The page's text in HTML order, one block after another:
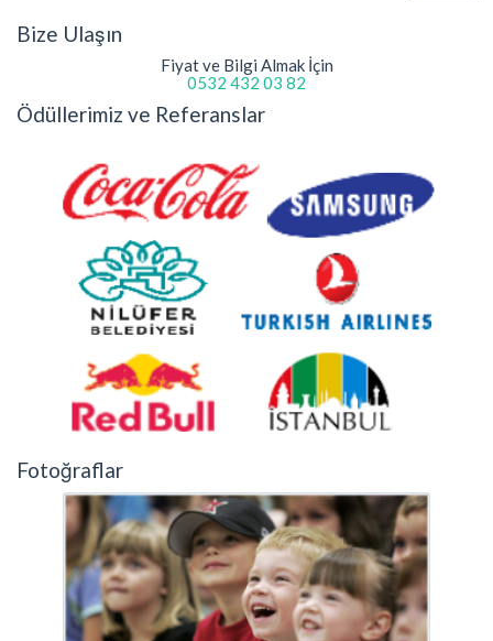
Bize Ulaşın
Fiyat ve Bilgi Almak İçin
0532 432 03 82
Ödüllerimiz ve Referanslar
Fotoğraflar